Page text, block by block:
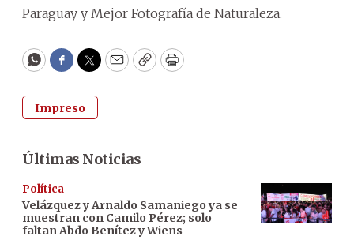
Paraguay y Mejor Fotografía de Naturaleza.
WhatsApp
Facebook
Twitter
EmailCopyPrint
Impreso
Últimas Noticias
Política
Velázquez y Arnaldo Samaniego ya se
muestran con Camilo Pérez; solo
faltan Abdo Benítez y Wiens